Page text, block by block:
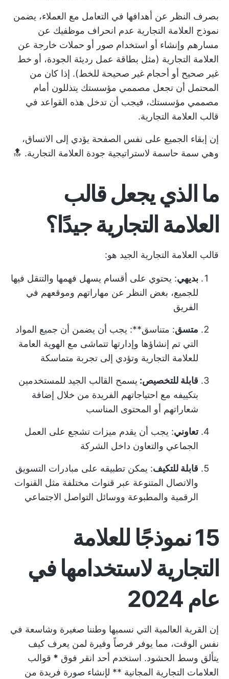
بصرف النظر عن أهدافها في التعامل مع العملاء، يضمن
نموذج العلامة التجارية عدم انحراف موظفيك عن
مسارهم وإنشاء أو استخدام صور أو حملات خارجة عن
العلامة التجارية (مثل بطاقة عمل رديئة الجودة، أو خط
غير صحيح أو أحجام غير صحيحة للخط). إذا كان من
المحتمل أن تجعل مصممي مؤسستك يتذللون أمام
مصممي مؤسستك، فيجب أن تدخل هذه القواعد في
قالب العلامة التجارية.
إن إبقاء الجميع على نفس الصفحة يؤدي إلى الاتساق،
وهي سمة حاسمة لاستراتيجية جودة العلامة التجارية. 🔝
ما الذي يجعل قالب
العلامة التجارية جيدًا؟
قالب العلامة التجارية الجيد هو:
بديهي: يحتوي على أقسام يسهل فهمها والتنقل فيها
للجميع، بغض النظر عن مهاراتهم وموقعهم في
الفريق
متسق: متناسق**: يجب أن يضمن أن جميع المواد
التي تم إنشاؤها وإدارتها تتماشى مع الهوية العامة
للعلامة التجارية وتؤدي إلى تجربة متماسكة
قابلة للتخصيص: يسمح القالب الجيد للمستخدمين
بتكييفه مع احتياجاتهم الفريدة من خلال إضافة
شعاراتهم أو المحتوى المناسب
تعاوني: يجب أن يقدم ميزات تشجع على العمل
الجماعي والتعاون داخل الشركة
قابلة للتكيف: يمكن تطبيقه على مبادرات التسويق
والاتصال المتنوعة عبر قنوات مختلفة مثل القنوات
الرقمية والمطبوعة ووسائل التواصل الاجتماعي
15 نموذجًا للعلامة
التجارية لاستخدامها في
عام 2024
إن القرية العالمية التي نسميها وطننا صغيرة وشاسعة في
نفس الوقت، مما يوفر فرصاً وفيرة لمن يعرف كيف
يتألق وسط الحشود. استخدم أحد انقر فوق * قوالب
العلامات التجارية المجانية ** لإنشاء صورة فريدة من